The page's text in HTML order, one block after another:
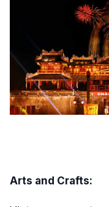
Arts and Crafts: